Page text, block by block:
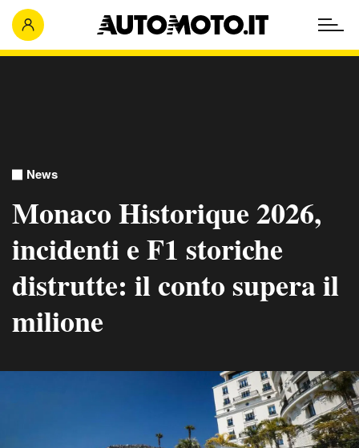
News
Monaco Historique 2026,
incidenti e F1 storiche
distrutte: il conto supera il
milione